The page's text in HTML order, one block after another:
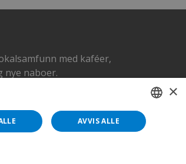
med kaféer,
nye naboer.
ENGLISH
×
AVVIS ALLE